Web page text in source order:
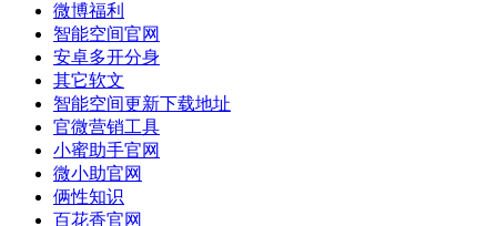
微博福利
智能空间官网
安卓多开分身
其它软文
智能空间更新下载地址
官微营销工具
小蜜助手官网
微小助官网
俩性知识
百花香官网